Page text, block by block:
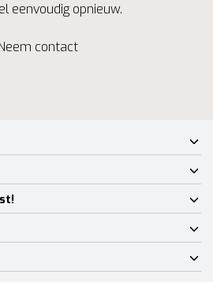
eenvoudig opnieuw.
contact